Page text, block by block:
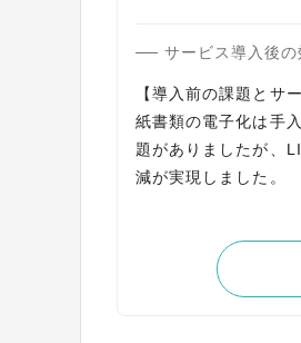
サービス導入後
【導入前の課題とサ
紙書類の電子化は手
題がありましたが、